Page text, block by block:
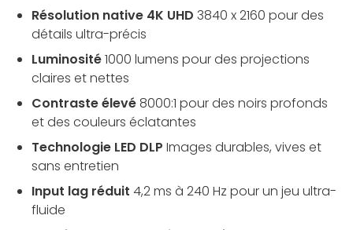
Résolution native 4K UHD 3840 x 2160 pour des
détails ultra-précis
Luminosité1000 lumens pour des projections
claires et nettes
Contraste élevé8000:1 pour des noirs profonds
et des couleurs éclatantes
Technologie LED DLP Images durables, vives et
sans entretien
Input lag réduit 4,2 ms à 240 Hz pour un jeu ultra-
fluide